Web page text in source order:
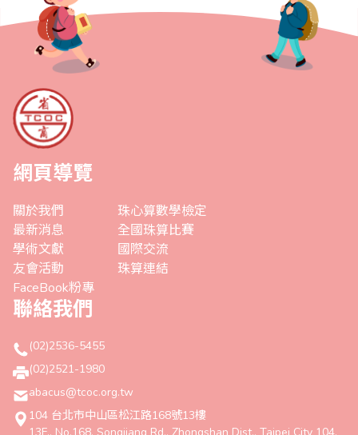
網頁導覽
關於我們
最新消息
學術文獻
友會活動
FaceBook粉專
珠心算數學檢定
全國珠算比賽
國際交流
珠算連結
聯絡我們
(02)2536-5455
(02)2521-1980
abacus@tcoc.org.tw
104 台北市中山區松江路168號13樓